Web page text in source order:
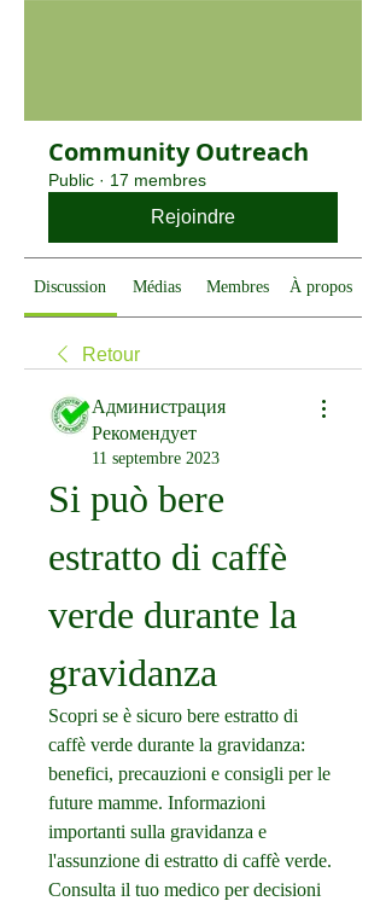
Community Outreach
Public · 17 membres
Rejoindre
Discussion Médias Membres À propos
Retour
Администрация
Рекомендует
11 septembre 2023
Si può bere
estratto di caffè
verde durante la
gravidanza
Scopri se è sicuro bere estratto di
caffè verde durante la gravidanza:
benefici, precauzioni e consigli per le
future mamme. Informazioni
importanti sulla gravidanza e
l'assunzione di estratto di caffè verde.
Consulta il tuo medico per decisioni